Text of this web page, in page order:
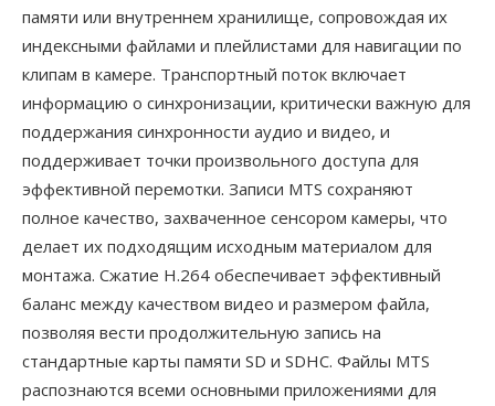
памяти или внутреннем хранилище, сопровождая их
индексными файлами и плейлистами для навигации по
клипам в камере. Транспортный поток включает
информацию о синхронизации, критически важную для
поддержания синхронности аудио и видео, и
поддерживает точки произвольного доступа для
эффективной перемотки. Записи MTS сохраняют
полное качество, захваченное сенсором камеры, что
делает их подходящим исходным материалом для
монтажа. Сжатие H.264 обеспечивает эффективный
баланс между качеством видео и размером файла,
позволяя вести продолжительную запись на
стандартные карты памяти SD и SDHC. Файлы MTS
распознаются всеми основными приложениями для